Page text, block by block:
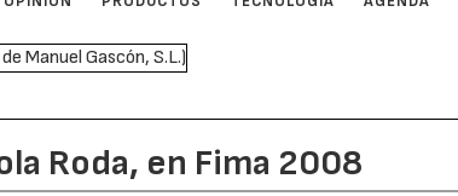
Roda, en Fima 2008